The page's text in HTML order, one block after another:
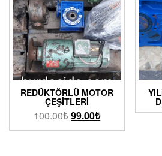
REDÜKTÖRLÜ MOTOR
ÇEŞITLERI
100.00₺99.00₺